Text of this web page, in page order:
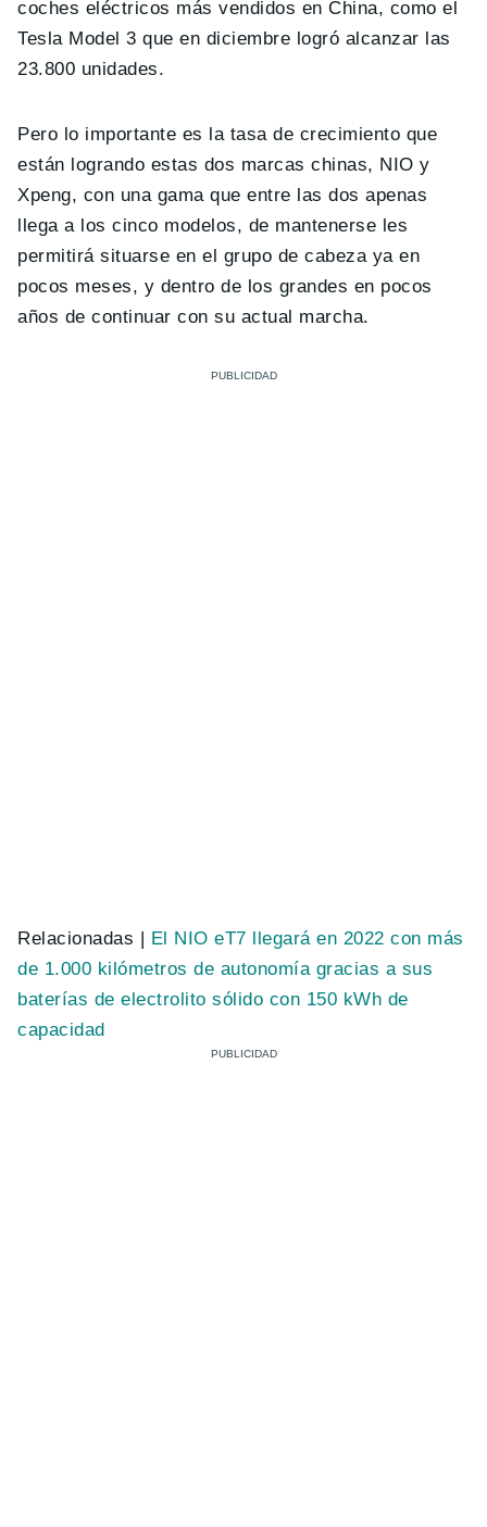
coches eléctricos más vendidos en China, como el
Tesla Model 3 que en diciembre logró alcanzar las
23.800 unidades.
Pero lo importante es la tasa de crecimiento que
están logrando estas dos marcas chinas, NIO y
Xpeng, con una gama que entre las dos apenas
llega a los cinco modelos, de mantenerse les
permitirá situarse en el grupo de cabeza ya en
pocos meses, y dentro de los grandes en pocos
años de continuar con su actual marcha.
Relacionadas | El NIO eT7 llegará en 2022 con más
de 1.000 kilómetros de autonomía gracias a sus
baterías de electrolito sólido con 150 kWh de
capacidad